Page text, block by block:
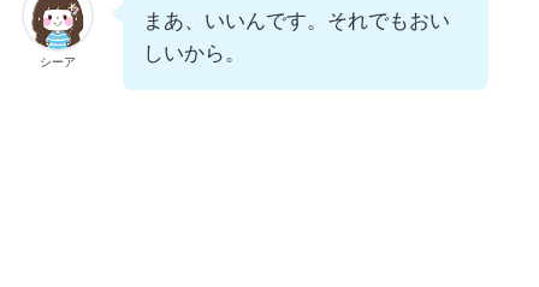
シーア
まあ、いいんです。それでもおい
しいから。